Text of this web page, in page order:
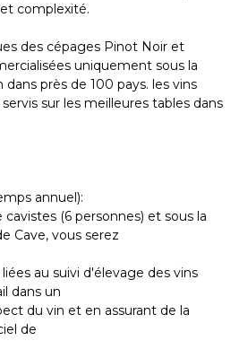
complexité.
des cépages Pinot Noir et
uniquement sous la
près de 100 pays. les vins
sur les meilleures tables dans
annuel):
(6 personnes) et sous la
Cave, vous serez
au suivi d'élevage des vins
dans un
du vin et en assurant de la
de